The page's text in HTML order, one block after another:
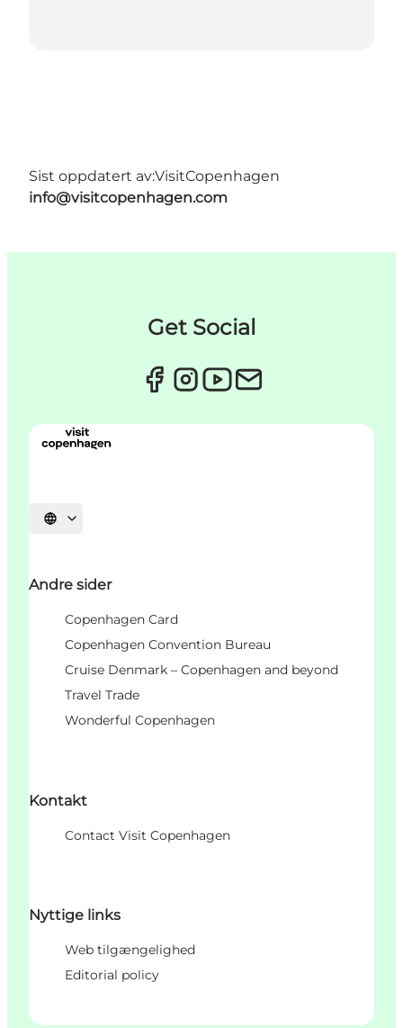
Sist oppdatert av:VisitCopenhagen
info@visitcopenhagen.com
Get Social
Velg språk
Andre sider
Copenhagen Card
Copenhagen Convention Bureau
Cruise Denmark – Copenhagen and beyond
Travel Trade
Wonderful Copenhagen
Kontakt
Contact Visit Copenhagen
Nyttige links
Web tilgængelighed
Editorial policy